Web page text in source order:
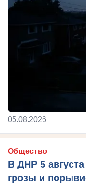
05.08.2026
Общество
В ДНР 5
грозы и